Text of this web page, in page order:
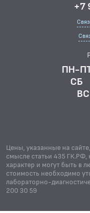
+7
ПН-
СБ
ВС
Цены, указанные на
смысле статьи 435
характер и могут быть в
стоимость необходимо
лабораторно-
200 30 59